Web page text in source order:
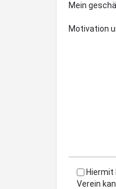
Mein
Motivation
Hiermit
Verein